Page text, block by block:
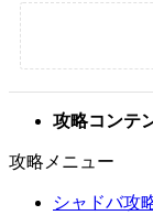
攻略コンテ
攻略メニュー
シャドバ攻